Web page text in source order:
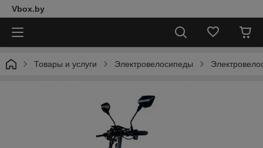
Vbox.by
Товары и услуги Электровелосипеды